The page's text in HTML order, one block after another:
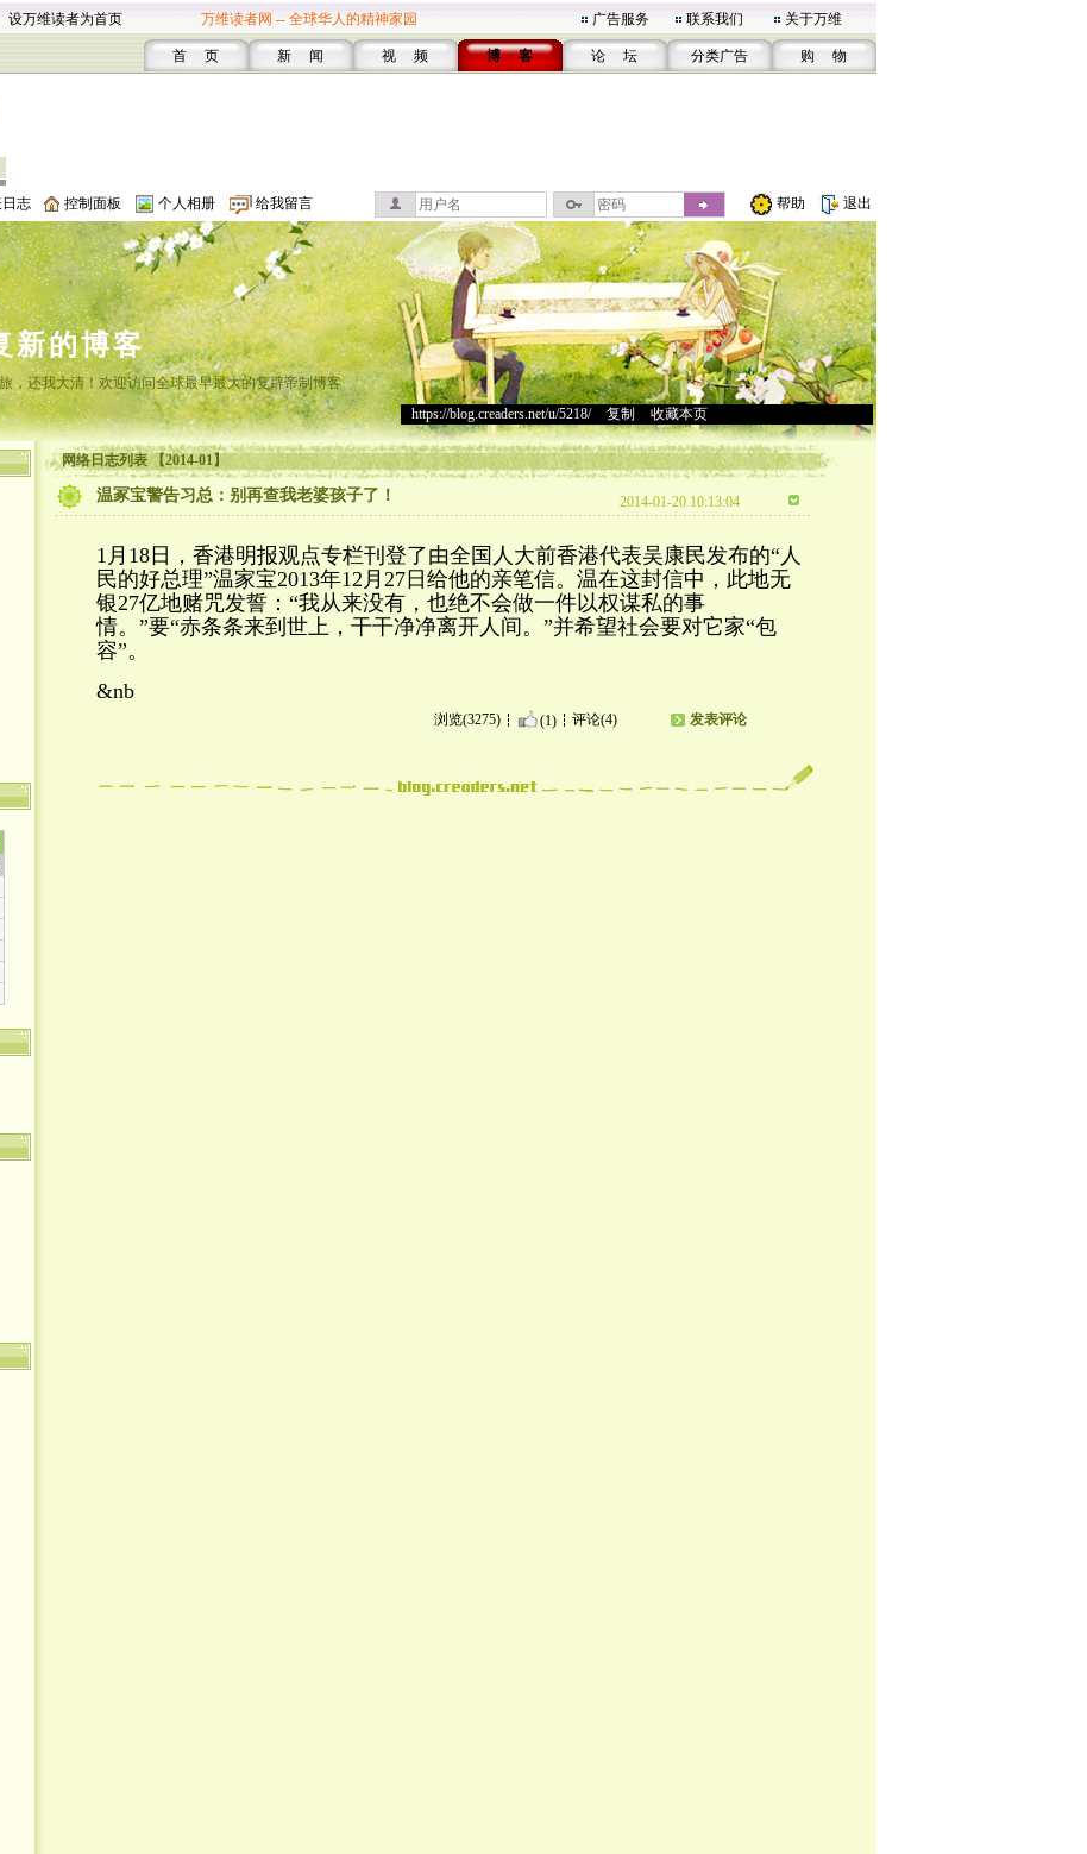
设万维读者为首页 万维读者网 -- 全球华人的精神家园 广告服务 联系我们 关于万维
首 页 新 闻 视 频 博 客 论 坛 分类广告 购 物
志 控制面板 个人相册 给我留言 帮助 退出
新的博客
，还我大清！欢迎访问全球最早最大的复辟帝制博客
https://blog.creaders.net/u/5218/> 复制 收藏本页
网络日志列表 【2014-01】
温冢宝警告习总：别再查我老婆孩子了！ 2014-01-20 10:13:04
1 月 18日，香港明报观点专栏刊登了由全国人大前香港代表吴康民发布的“人
民的好总理”温家宝2013年12 月 27日给他的亲笔信。温在这封信中，此地无
银27亿地赌咒发誓：“我从来没有，也绝不会做一件以权谋私的事
情。”要“赤条条来到世上，干干净净离开人间。”并希望社会要对它家“包
容”。
&nb
浏览(3275) (1) 评论(4) 发表评论